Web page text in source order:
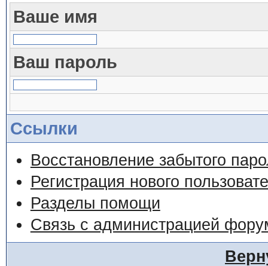
Ваше имя
Ваш пароль
Ссылки
Восстановление забытого
Регистрация нового
Разделы помощи
Связь с администрацией